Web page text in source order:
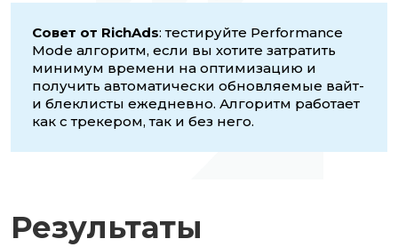
Совет от RichAds: тестируйте Performance
Mode алгоритм, если вы хотите затратить
минимум времени на оптимизацию и
получить автоматически обновляемые вайт-
и блеклисты ежедневно. Алгоритм работает
как с трекером, так и без него.
Результаты